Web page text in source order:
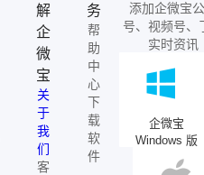
解
企
微
宝
关
于
我
们
客
务
帮
助
中
心
下
载
软
件
添加企微宝
号、视频号、
实时资讯
企微宝
Windows 版